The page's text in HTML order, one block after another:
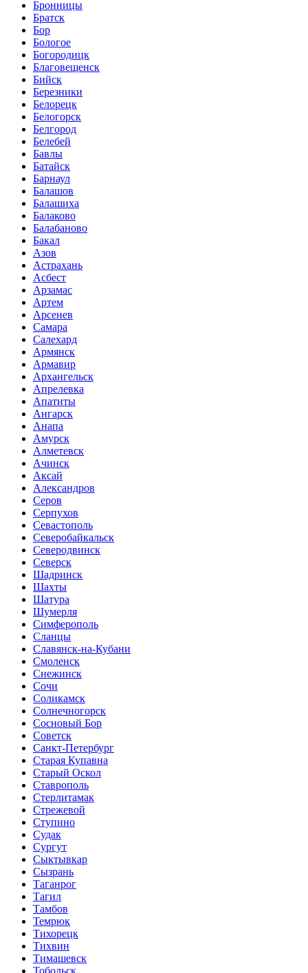
Бронницы
Братск
Бор
Бологое
Богородицк
Благовещенск
Бийск
Березники
Белорецк
Белогорск
Белгород
Белебей
Бавлы
Батайск
Барнаул
Балашов
Балашиха
Балаково
Балабаново
Бакал
Азов
Астрахань
Асбест
Арзамас
Артем
Арсенев
Самара
Салехард
Армянск
Армавир
Архангельск
Апрелевка
Апатиты
Ангарск
Анапа
Амурск
Алметевск
Ачинск
Аксай
Александров
Серов
Серпухов
Севастополь
Северобайкальск
Северодвинск
Северск
Шадринск
Шахты
Шатура
Шумерля
Симферополь
Сланцы
Славянск-на-Кубани
Смоленск
Снежинск
Сочи
Соликамск
Солнечногорск
Сосновый Бор
Советск
Санкт-Петербург
Старая Купавна
Старый Оскол
Ставрополь
Стерлитамак
Стрежевой
Ступино
Судак
Сургут
Сыктывкар
Сызрань
Таганрог
Тагил
Тамбов
Темрюк
Тихорецк
Тихвин
Тимашевск